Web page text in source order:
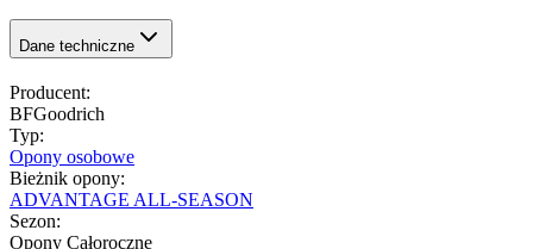
Dane techniczne
Producent:
BFGoodrich
Typ:
Opony osobowe
Bieżnik opony:
ADVANTAGE ALL-SEASON
Sezon:
Opony Całoroczne